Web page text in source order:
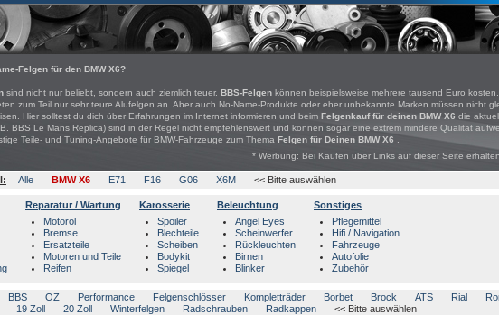
Felgen für den BMW X6?
sind nicht nur beliebt, sondern auch ziemlich teuer. BBS-Felgen können beispielsweise mehrere tausend Euro
zum Teil nur sehr teure Alufelgen an. Aber auch No-Name-Produkte oder eher unbekannte Marken müssen nicht
Hier solltest du dich über Erfahrungen im Internet informieren und beim Felgenkauf für deinen BMW X6 die
BBS Le Mans Replica) sind in der Regel nicht empfehlenswert und können sogar eine extrem mindere Qualität
Teile- und Tuning-Angebote für BMW-Fahrzeuge zum Thema Felgen für Deinen BMW X6
* Werbung: Bei Käufen über Links auf dieser Seite
Alle BMW X6 E71 F16 G06 X6M << Bitte auswählen
Reparatur / Wartung
Motoröl
Bremse
Ersatzteile
Motoren und Teile
Reifen
Karosserie
Spoiler
Blechteile
Scheiben
Bodykit
Spiegel
Beleuchtung
Angel Eyes
Scheinwerfer
Rückleuchten
Birnen
Blinker
Sonstiges
Pflegemittel
Hifi / Navigation
Fahrzeuge
Autofolie
Zubehör
BBS OZ Performance Felgenschlösser Kompletträder Borbet Brock ATS Rial
19 Zoll 20 Zoll Winterfelgen Radschrauben Radkappen << Bitte auswählen